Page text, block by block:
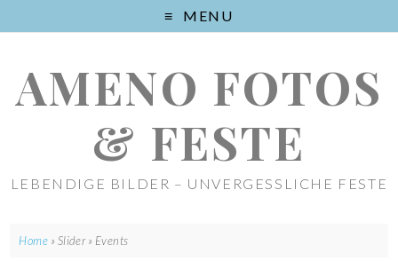
MENU
AMENO FOTOS
& FESTE
LEBENDIGE BILDER – UNVERGESSLICHE FESTE
Home » Slider » Events